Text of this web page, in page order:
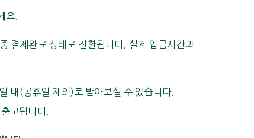
요.
결제완료 상태로 전환됩니다. 실제 입금시간과
내(공휴일 제외)로 받아보실 수 있습니다.
고됩니다.